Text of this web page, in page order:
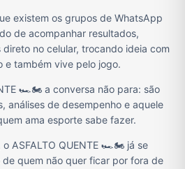
existem os grupos de WhatsApp
de acompanhar resultados,
no celular, trocando ideia com
e também vive pelo jogo.
🏎️🏍️ a conversa não para: são
análises de desempenho e aquele
ama esporte sabe fazer.
o ASFALTO QUENTE 🏎️🏍️ já se
quem não quer ficar por fora de